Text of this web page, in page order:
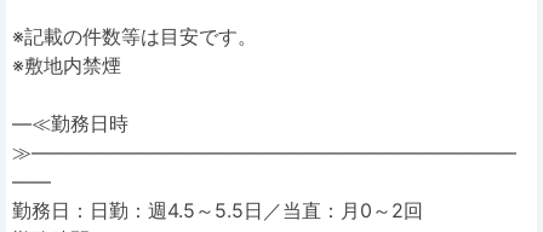
※記載の件数等は目安です。
※敷地内禁煙
―≪勤務日時
≫―――――――――――――――――――――――――
――
勤務日：日勤：週4.5～5.5日／当直：月0～2回